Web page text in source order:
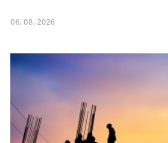
06. 08. 2026